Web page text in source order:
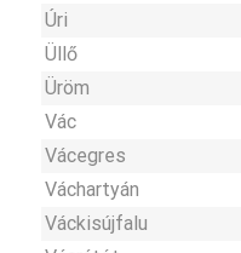
Úri
Üllő
Üröm
Vác
Vácegres
Váchartyán
Váckisújfalu